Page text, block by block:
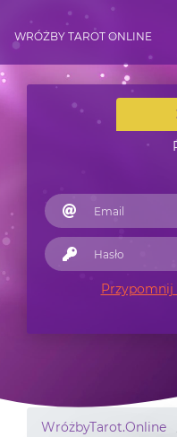
WRÓŻBY TAROT ONLINE
Przypomnij
WróżbyTarot.Online